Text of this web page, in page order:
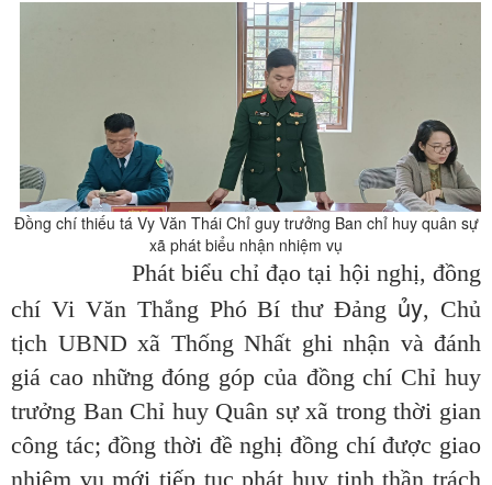
Đồng chí thiếu tá Vy Văn Thái Chỉ guy trưởng Ban chỉ huy quân sự
xã phát biểu nhận nhiệm vụ
Phát biểu chỉ đạo tại hội nghị, đồng
chí Vi Văn Thắng Phó Bí thư Đảng ủy, Chủ
tịch UBND xã Thống Nhất ghi nhận và đánh
giá cao những đóng góp của đồng chí Chỉ huy
trưởng Ban Chỉ huy Quân sự xã trong thời gian
công tác; đồng thời đề nghị đồng chí được giao
nhiệm vụ mới tiếp tục phát huy tinh thần trách